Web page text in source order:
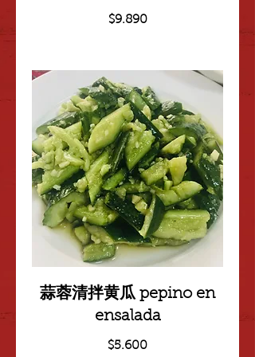
$9.890
蒜蓉清拌黄瓜 pepino en
ensalada
$5.600